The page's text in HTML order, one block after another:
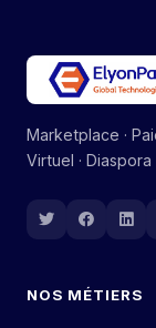
Marketplace ·
Virtuel ·
NOS MÉTIERS